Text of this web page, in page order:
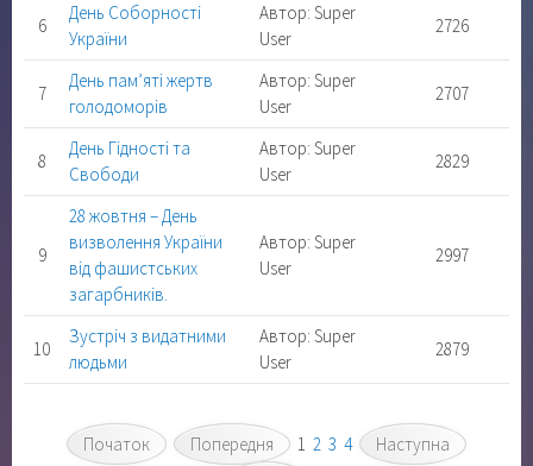
6
День Соборності
України
Автор: Super
User
2726
7
День пам’яті жертв
голодоморів
Автор: Super
User
2707
8
День Гідності та
Свободи
Автор: Super
User
2829
9
28 жовтня – День
визволення України
від фашистських
загарбників.
Автор: Super
User
2997
10
Зустріч з видатними
людьми
Автор: Super
User
2879
Початок Попередня 1 2 3 4
Наступна